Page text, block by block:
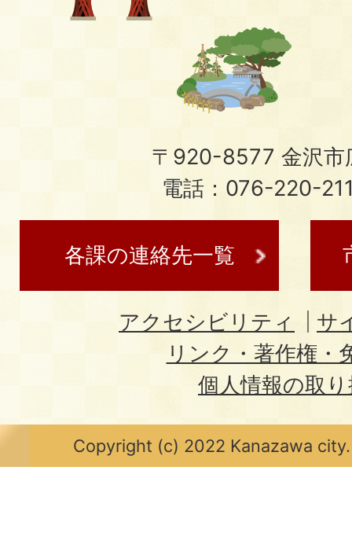
〒920-8577 金沢市
電話：076-220-
各課の連絡先一覧
アクセシビリティ
サ
リンク・著作権・
個人情報の取
Copyright (c) 2022 Kanazawa